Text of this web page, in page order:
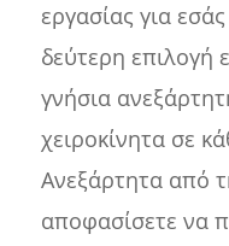
εργασίας για
δεύτερη επιλογή
γνήσια
χειροκίνητα σε
Ανεξάρτητα από
αποφασίσετε να